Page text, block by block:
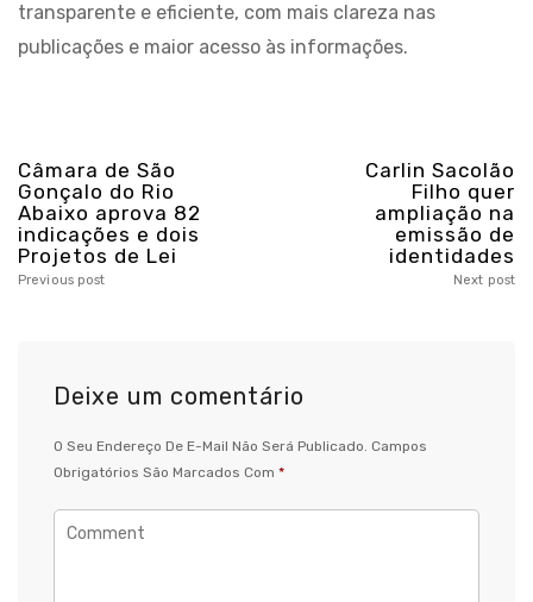
transparente e eficiente, com mais clareza nas
publicações e maior acesso às informações.
Câmara de São
Gonçalo do Rio
Abaixo aprova 82
indicações e dois
Projetos de Lei
Previous post
Carlin Sacolão
Filho quer
ampliação na
emissão de
identidades
Next post
Deixe um comentário
O Seu Endereço De E-Mail Não Será Publicado. Campos
Obrigatórios São Marcados Com *